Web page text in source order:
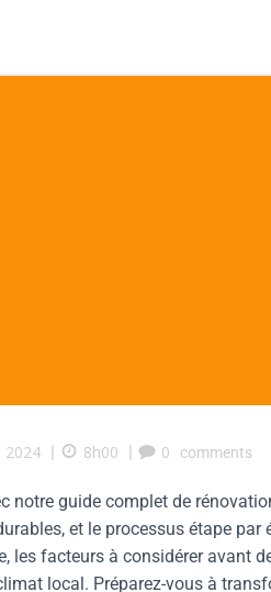
2024 | 8h00 | 0 comments
notre guide complet de
et le processus étape
les facteurs à considérer avant
local. Préparez-vous à